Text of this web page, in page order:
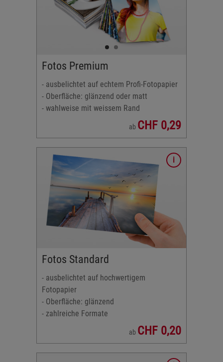
Fotos Premium
- ausbelichtet auf echtem Profi-Fotopapier
- Oberfläche: glänzend oder matt
- wahlweise mit weissem Rand
ab CHF 0,29
Fotos Standard
- ausbelichtet auf hochwertigem
Fotopapier
- Oberfläche: glänzend
- zahlreiche Formate
ab CHF 0,20